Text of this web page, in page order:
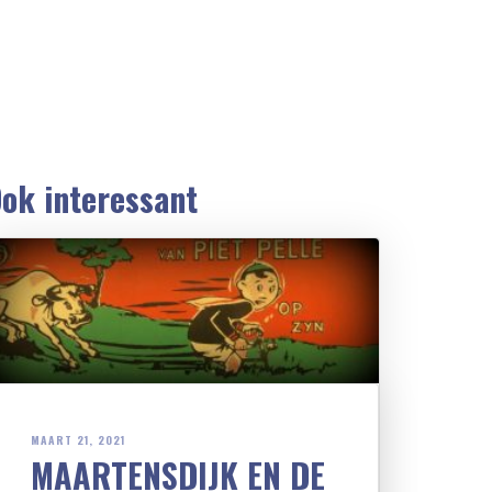
interessant
MAART 21, 2021
MAARTENSDIJK EN DE